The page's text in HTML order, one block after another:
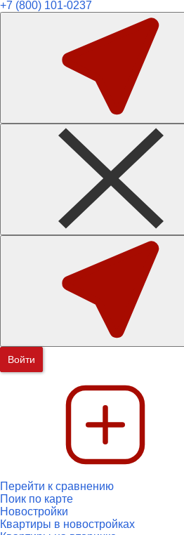
+7 (800) 101-0237
Войти
Перейти к сравнению
Поик по карте
Новостройки
Квартиры в новостройках